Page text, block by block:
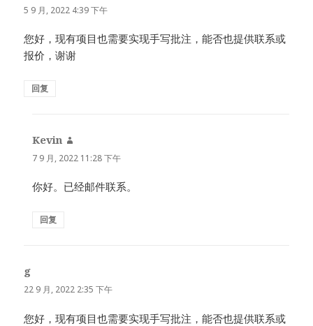
道：
5 9 月, 2022 4:39 下午
您好，现有项目也需要实现手写批注，能否也提供联系或
报价，谢谢
回复
Kevin
道：
7 9 月, 2022 11:28 下午
你好。已经邮件联系。
回复
g
道：
22 9 月, 2022 2:35 下午
您好，现有项目也需要实现手写批注，能否也提供联系或